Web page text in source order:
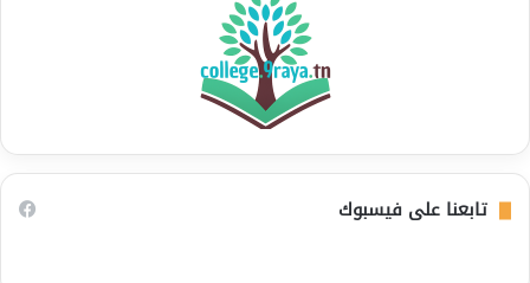
تابعنا على فيسبوك